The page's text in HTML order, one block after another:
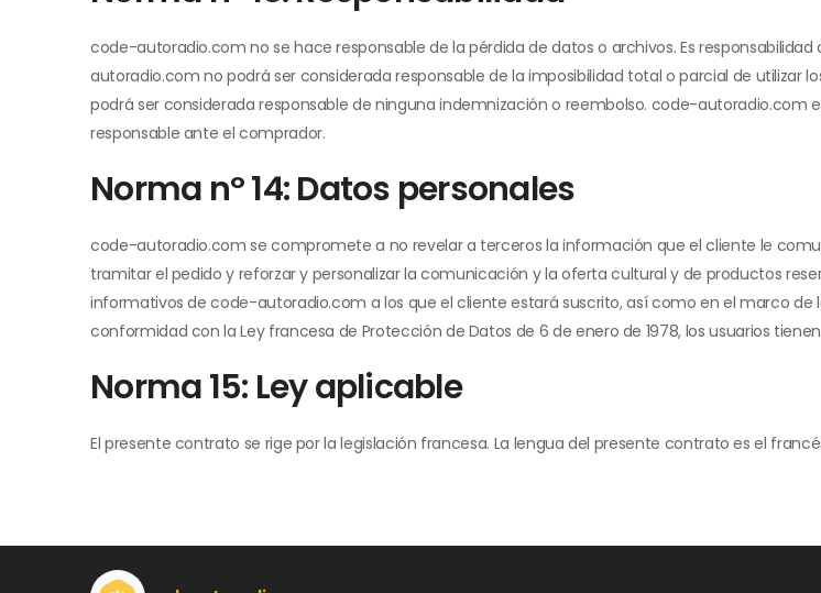
code-autoradio.com no se hace responsable de la pérdida de datos o archivos. Es
autoradio.com no podrá ser considerada responsable de la imposibilidad total o parcial de utilizar
podrá ser considerada responsable de ninguna indemnización o reembolso. code-autoradio.com
responsable ante el comprador.
Norma nº 14: Datos personales
code-autoradio.com se compromete a no revelar a terceros la información que el cliente le
tramitar el pedido y reforzar y personalizar la comunicación y la oferta cultural y de productos
informativos de code-autoradio.com a los que el cliente estará suscrito, así como en el marco de
conformidad con la Ley francesa de Protección de Datos de 6 de enero de 1978, los usuarios
Norma 15: Ley aplicable
El presente contrato se rige por la legislación francesa. La lengua del presente contrato es el